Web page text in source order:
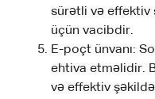
sürətli və effektiv
üçün vacibdir.
E-poçt ünvanı:
ehtiva etməlidir.
və effektiv